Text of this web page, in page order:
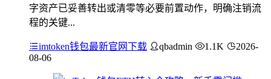
字资产已妥善转出或清零等必要前置动作，明确注销流
程的关键...
imtoken钱包最新官网下载 qbadmin 1.1K
2026-
08-06